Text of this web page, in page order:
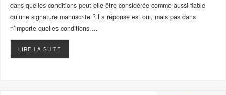
dans quelles conditions peut-elle être considérée comme aussi fiable
qu’une signature manuscrite ? La réponse est oui, mais pas dans
n’importe quelles conditions.…
LIRE LA SUITE